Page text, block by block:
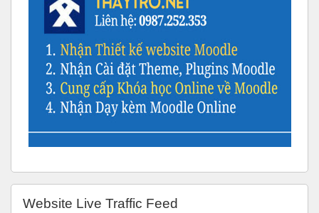
Website Live Traffic Feed